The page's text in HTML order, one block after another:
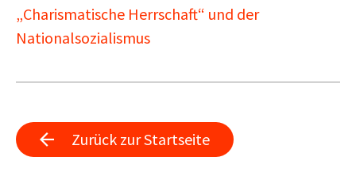
„Charismatische Herrschaft“ und der
Nationalsozialismus
Zurück zur Startseite